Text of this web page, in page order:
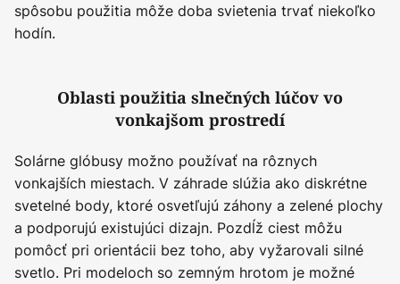
spôsobu použitia môže doba svietenia trvať niekoľko
hodín.
Oblasti použitia slnečných lúčov vo
vonkajšom prostredí
Solárne glóbusy možno používať na rôznych
vonkajších miestach. V záhrade slúžia ako diskrétne
svetelné body, ktoré osvetľujú záhony a zelené plochy
a podporujú existujúci dizajn. Pozdĺž ciest môžu
pomôcť pri orientácii bez toho, aby vyžarovali silné
svetlo. Pri modeloch so zemným hrotom je možné